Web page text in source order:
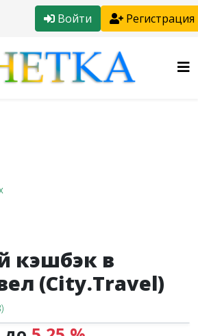
Войти Регистрация
кэшбэк в
(City.Travel)